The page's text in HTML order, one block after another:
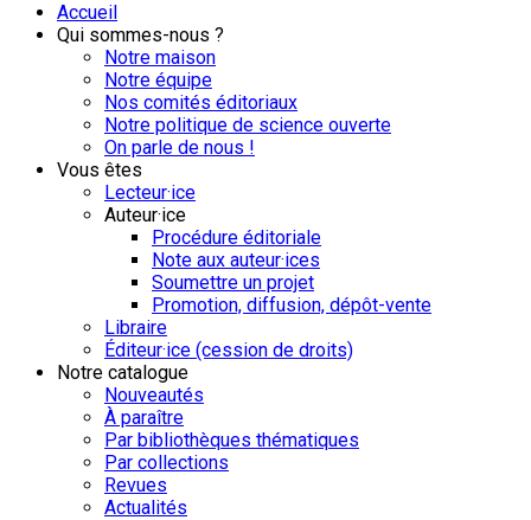
Accueil
Qui sommes-nous ?
Notre maison
Notre équipe
Nos comités éditoriaux
Notre politique de science ouverte
On parle de nous !
Vous êtes
Lecteur·ice
Auteur·ice
Procédure éditoriale
Note aux auteur·ices
Soumettre un projet
Promotion, diffusion, dépôt-vente
Libraire
Éditeur·ice (cession de droits)
Notre catalogue
Nouveautés
À paraître
Par bibliothèques thématiques
Par collections
Revues
Actualités